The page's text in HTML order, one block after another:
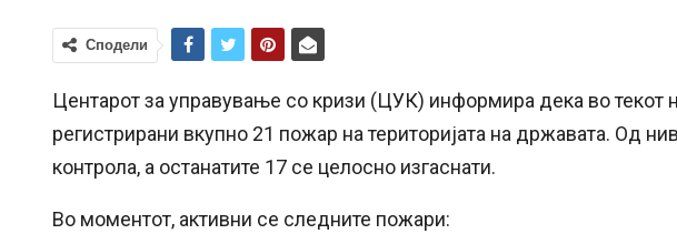
Сподели
Центарот за управување со кризи (ЦУК) информира дека во текот
регистрирани вкупно 21 пожар на територијата на државата. Од
контрола, а останатите 17 се целосно изгаснати.
Во моментот, активни се следните пожари: